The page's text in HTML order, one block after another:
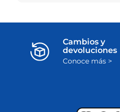
Cambios y
devoluciones
Conoce más >